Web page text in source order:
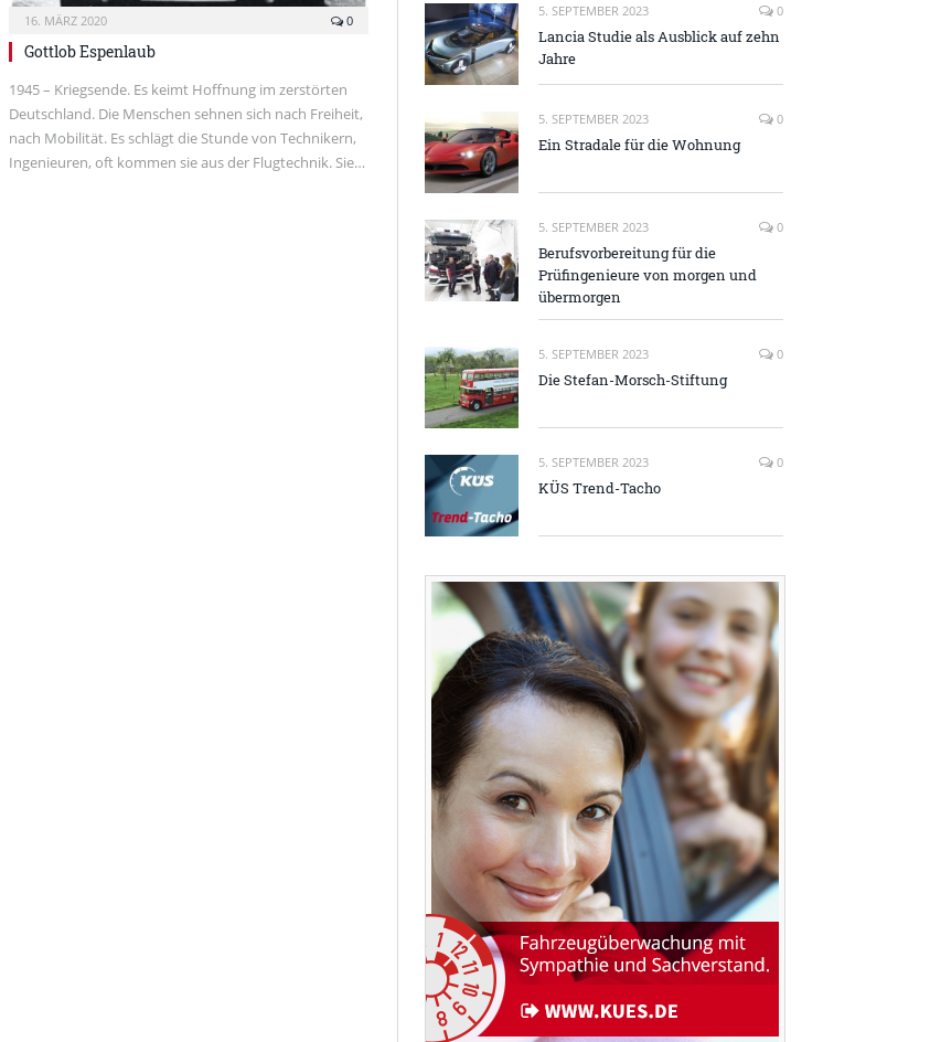
16. MÄRZ 2020 0
Gottlob Espenlaub
1945 – Kriegsende. Es keimt Hoffnung im zerstörten
Deutschland. Die Menschen sehnen sich nach Freiheit,
nach Mobilität. Es schlägt die Stunde von Technikern,
Ingenieuren, oft kommen sie aus der Flugtechnik. Sie…
5. SEPTEMBER 2023 0
Lancia Studie als Ausblick auf zehn
Jahre
5. SEPTEMBER 2023 0
Ein Stradale für die Wohnung
5. SEPTEMBER 2023 0
Berufsvorbereitung für die
Prüfingenieure von morgen und
übermorgen
5. SEPTEMBER 2023 0
Die Stefan-Morsch-Stiftung
5. SEPTEMBER 2023 0
KÜS Trend-Tacho